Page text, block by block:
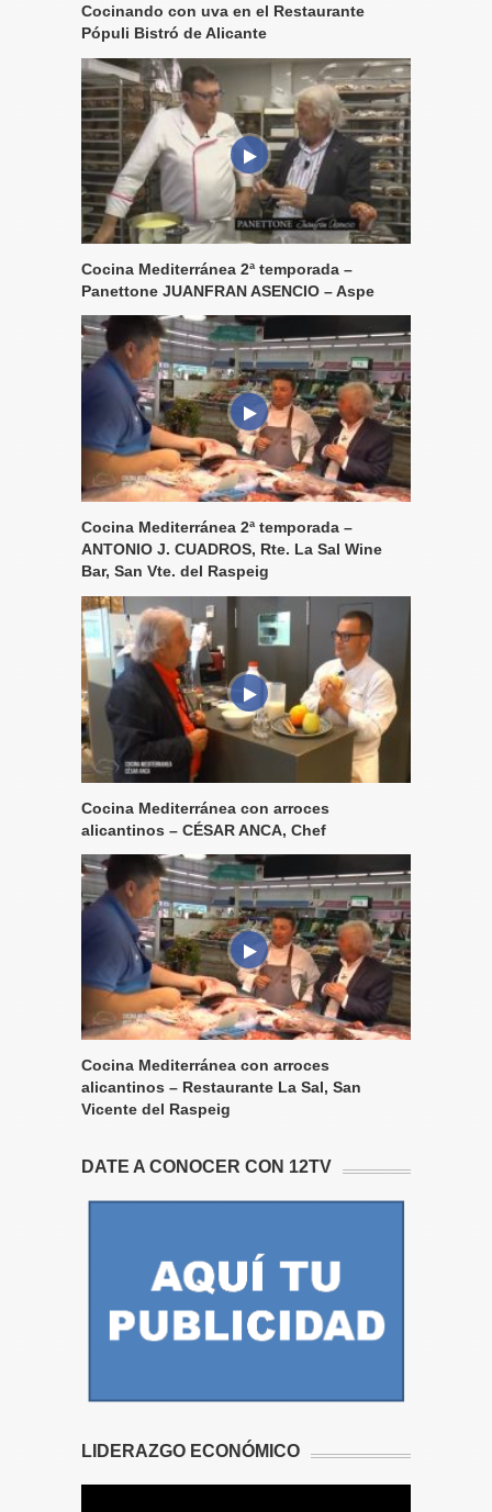
Cocinando con uva en el Restaurante
Pópuli Bistró de Alicante
Cocina Mediterránea 2ª temporada –
Panettone JUANFRAN ASENCIO – Aspe
Cocina Mediterránea 2ª temporada –
ANTONIO J. CUADROS, Rte. La Sal Wine
Bar, San Vte. del Raspeig
Cocina Mediterránea con arroces
alicantinos – CÉSAR ANCA, Chef
Cocina Mediterránea con arroces
alicantinos – Restaurante La Sal, San
Vicente del Raspeig
DATE A CONOCER CON 12TV
LIDERAZGO ECONÓMICO